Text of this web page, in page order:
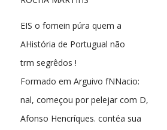
EIS o fomein púra quem a
AHistória de Portugual não
trm segrêdos !
Formado em Arguivo fNNacio:
nal, começou por pelejar com D,
Afonso Hencríques. contéa sua